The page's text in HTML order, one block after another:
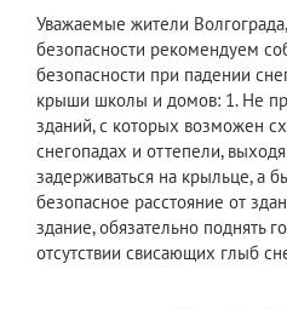
Уважаемые жители
безопасности рекомендуем
безопасности при падении
крыши школы и домов: 1. Не
зданий, с которых возможен
снегопадах и оттепели,
задерживаться на крыльце, а
безопасное расстояние от
здание, обязательно поднять
отсутствии свисающих глыб